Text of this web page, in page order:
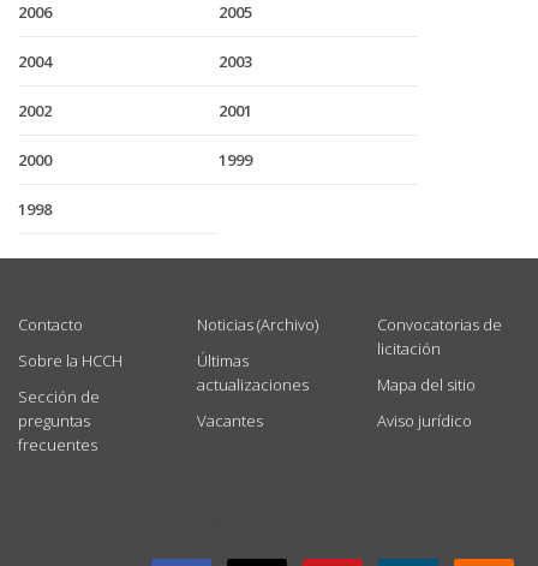
2006 2005
2004 2003
2002 2001
2000 1999
1998
Contacto
Sobre la HCCH
Sección de
preguntas
frecuentes
Noticias (Archivo)
Últimas
actualizaciones
Vacantes
Convocatorias de
licitación
Mapa del sitio
Aviso jurídico